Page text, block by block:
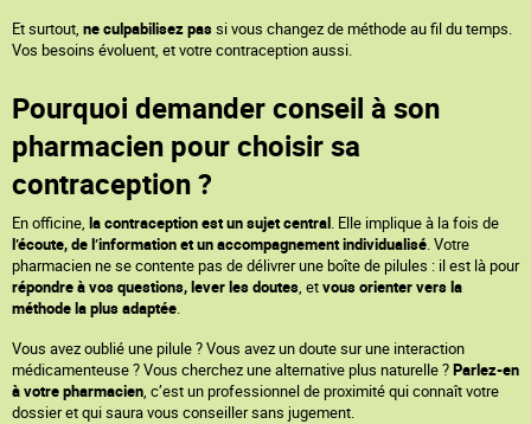
Et surtout, ne culpabilisez passi vous changez de méthode au fil du temps.
Vos besoins évoluent, et votre contraception aussi.
Pourquoi demander conseil à son
pharmacien pour choisir sa
contraception ?
En officine, la contraception est un sujet central. Elle implique à la fois de
l’écoute, de l’information et un accompagnement individualisé. Votre
pharmacien ne se contente pas de délivrer une boîte de pilules : il est là pour
répondre à vos questions, lever les doutes, etvous orienter vers la
méthode la plus adaptée.
Vous avez oublié une pilule ? Vous avez un doute sur une interaction
médicamenteuse ? Vous cherchez une alternative plus naturelle ?Parlez-en
à votre pharmacien, c’est un professionnel de proximité qui connaît votre
dossier et qui saura vous conseiller sans jugement.